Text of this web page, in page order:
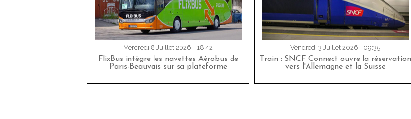
Mercredi 8 Juillet 2026 - 18:42
FlixBus intègre les navettes Aérobus de
Paris-Beauvais sur sa plateforme
Vendredi 3 Juillet 2026 - 09:35
Train : SNCF Connect ouvre la réservation
vers l'Allemagne et la Suisse